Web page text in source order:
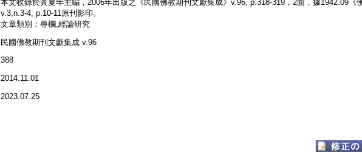
本文收錄於黃夏年主編，2006年出版之《民國佛教期刊文獻集成》v.96, p.318-319，2面，據1942.09《
v.3,n.3-4, p.10-11原刊影印。
文章類別：專欄,經論研究
民國佛教期刊文獻集成 v.96
388
2014.11.01
2023.07.25